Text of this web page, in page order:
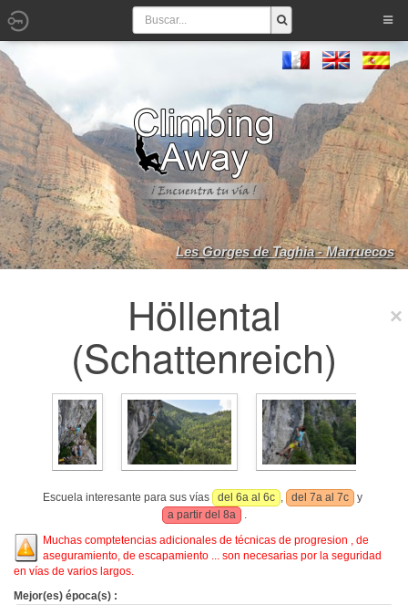
Les Gorges de Taghia - Marruecos
Höllental
(Schattenreich)
Escuela interesante para sus vías del 6a al 6c , del 7a al 7c
y
a partir del 8a
.
Muchas comptetencias adicionales de técnicas de progresion , de
aseguramiento, de escapamiento ... son necesarias por la seguridad
en vías de varios largos.
Mejor(es) época(s) :